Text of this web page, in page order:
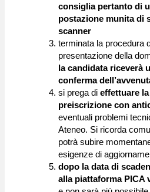
consiglia pertanto di
postazione munita di
scanner
terminata la procedura
presentazione della
la candidata riceverà
conferma
si prega di effettuare
preiscrizione con
eventuali problemi
Ateneo. Si ricorda
potrà subire
esigenze di
dopo la data di
alla piattaforma PICA